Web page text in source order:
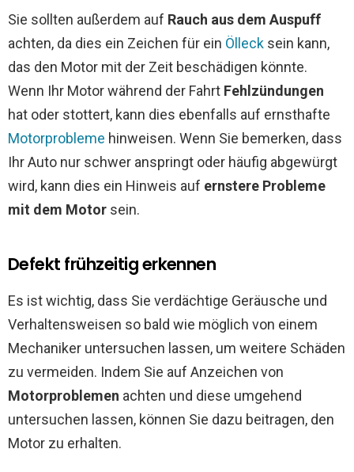
Sie sollten außerdem auf Rauch aus dem Auspuff
achten, da dies ein Zeichen für ein Ölleck sein kann,
das den Motor mit der Zeit beschädigen könnte.
Wenn Ihr Motor während der Fahrt Fehlzündungen
hat oder stottert, kann dies ebenfalls auf ernsthafte
Motorprobleme hinweisen. Wenn Sie bemerken, dass
Ihr Auto nur schwer anspringt oder häufig abgewürgt
wird, kann dies ein Hinweis auf ernstere Probleme
mit dem Motor sein.
Defekt frühzeitig erkennen
Es ist wichtig, dass Sie verdächtige Geräusche und
Verhaltensweisen so bald wie möglich von einem
Mechaniker untersuchen lassen, um weitere Schäden
zu vermeiden. Indem Sie auf Anzeichen von
Motorproblemen achten und diese umgehend
untersuchen lassen, können Sie dazu beitragen, den
Motor zu erhalten.